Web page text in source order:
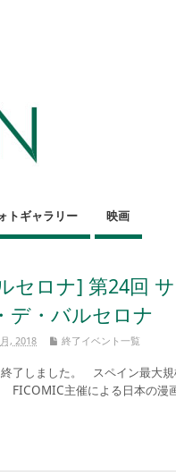
トギャラリー 映画
セロナ] 第24回
デ・バルセロナ
, 2018 終了イベント一覧
了しました。 スペイン最大
主催による日本の漫